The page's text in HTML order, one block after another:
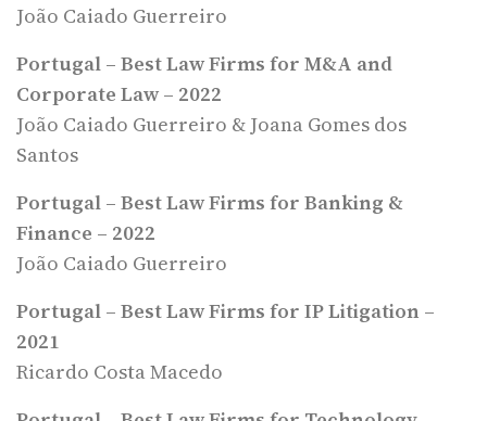
João Caiado Guerreiro
Portugal – Best Law Firms for M&A and
Corporate Law – 2022
João Caiado Guerreiro & Joana Gomes dos
Santos
Portugal – Best Law Firms for Banking &
Finance – 2022
João Caiado Guerreiro
Portugal – Best Law Firms for IP Litigation –
2021
Ricardo Costa Macedo